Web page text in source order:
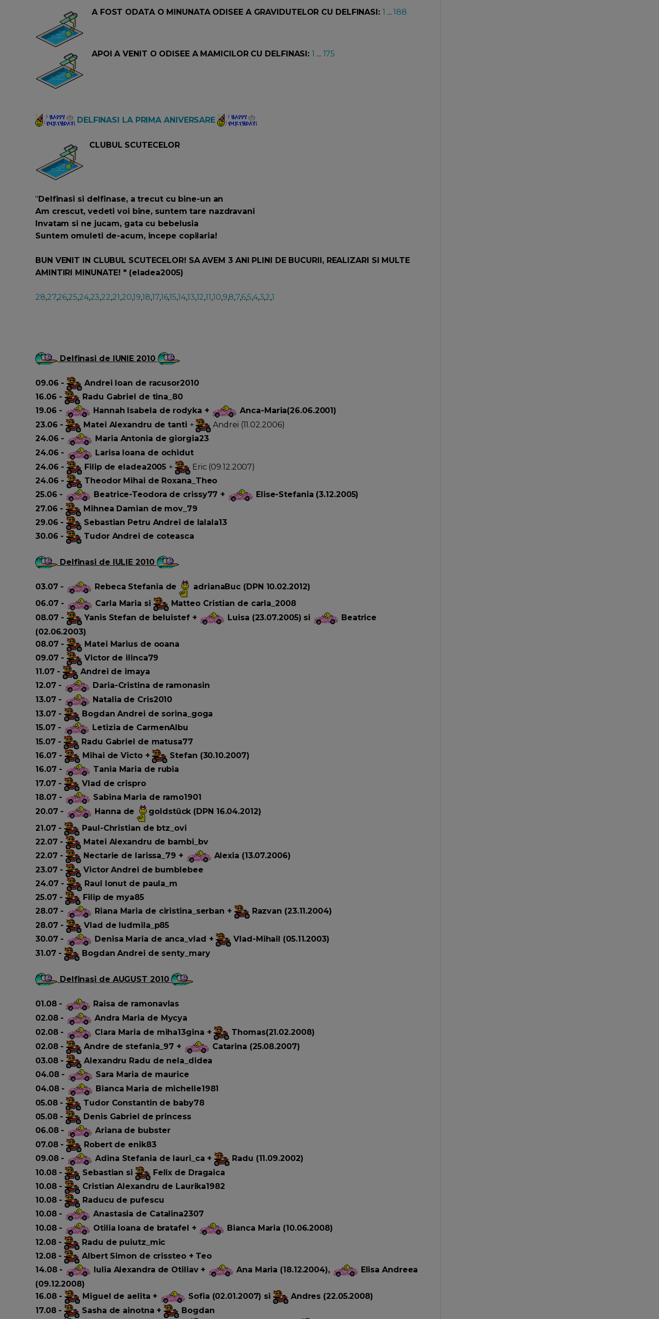
A FOST ODATA O MINUNATA ODISEE A GRAVIDUTELOR CU DELFINASI: 1 ...188
APOI A VENIT O ODISEE A MAMICILOR CU DELFINASI:1 ... 175
DELFINASI LA PRIMA ANIVERSARE
CLUBUL SCUTECELOR
"Delfinasi si delfinase, a trecut cu bine-un an
Am crescut, vedeti voi bine, suntem tare nazdravani
Invatam si ne jucam, gata cu bebelusia
Suntem omuleti de-acum, incepe copilaria!
BUN VENIT IN CLUBUL SCUTECELOR! SA AVEM 3 ANI PLINI DE BUCURII, REALIZARI SI MULTE
AMINTIRI MINUNATE! " (eladea2005)
28,27,26,25,24,23,22,21,20,19,18,17,16,15,14,13,12,11,10,9,8,7,6,5,4,3,2,1
Delfinasi de IUNIE 2010
09.06 -
Andrei Ioan de racusor2010
16.06 -
Radu Gabriel de tina_80
19.06 -
Hannah Isabela de rodyka +
Anca-Maria(26.06.2001)
23.06 -
Matei Alexandru de tanti +
Andrei (11.02.2006)
24.06 -
Maria Antonia de giorgia23
24.06 -
Larisa Ioana de ochidut
24.06 -
Filip de eladea2005 +
Eric (09.12.2007)
24.06 -
Theodor Mihai de Roxana_Theo
25.06 -
Beatrice-Teodora de crissy77 +
Elise-Stefania (3.12.2005)
27.06 -
Mihnea Damian de mov_79
29.06 -
Sebastian Petru Andrei de lalala13
30.06 -
Tudor Andrei de coteasca
Delfinasi de IULIE 2010
03.07 - Rebeca Stefania de
adrianaBuc (DPN 10.02.2012)
06.07 -
Carla Maria si Matteo Cristian de carla_2008
08.07 -
Yanis Stefan de beluistef + Luisa (23.07.2005) si
Beatrice
(02.06.2003)
08.07 -
Matei Marius de ooana
09.07 -
Victor de ilinca79
11.07 -
Andrei de imaya
12.07 -
Daria-Cristina de ramonasin
13.07 -
Natalia de Cris2010
13.07 -
Bogdan Andrei de sorina_goga
15.07 -
Letizia de CarmenAlbu
15.07 -
Radu Gabriel de matusa77
16.07 -
Mihai de Victo +
Stefan (30.10.2007)
16.07 -
Tania Maria de rubia
17.07 -
Vlad de crispro
18.07 -
Sabina Maria de ramo1901
20.07 -
Hanna de
goldstück (DPN 16.04.2012)
21.07 -
Paul-Christian de btz_ovi
22.07 -
Matei Alexandru de bambi_bv
22.07 -
Nectarie de larissa_79 +
Alexia (13.07.2006)
23.07 -
Victor Andrei de bumblebee
24.07 -
Raul Ionut de paula_m
25.07 -
Filip de mya85
28.07 -
Riana Maria de ciristina_serban +
Razvan (23.11.2004)
28.07 -
Vlad de ludmila_p85
30.07 -
Denisa Maria de anca_vlad +
Vlad-Mihail (05.11.2003)
31.07 -
Bogdan Andrei de senty_mary
Delfinasi de AUGUST 2010
01.08 -
Raisa de ramonavlas
02.08 -
Andra Maria de Mycya
02.08 -
Clara Maria de miha13gina +
Thomas(21.02.2008)
02.08 -
Andre de stefania_97 +
Catarina (25.08.2007)
03.08 -
Alexandru Radu de nela_didea
04.08 -
Sara Maria de maurice
04.08 -
Bianca Maria de michelle1981
05.08 -
Tudor Constantin de baby78
05.08 -
Denis Gabriel de princess
06.08 -
Ariana de bubster
07.08 -
Robert de enik83
09.08 -
Adina Stefania de lauri_ca +
Radu (11.09.2002)
10.08 -
Sebastian si Felix de Dragaica
10.08 -
Cristian Alexandru de Laurika1982
10.08 -
Raducu de pufescu
10.08 -
Anastasia de Catalina2307
10.08 -
Otilia Ioana de bratafel +
Bianca Maria (10.06.2008)
12.08 -
Radu de puiutz_mic
12.08 -
Albert Simon de crissteo + Teo
14.08 -
Iulia Alexandra de Otiliav + Ana Maria (18.12.2004),
Elisa Andreea
(09.12.2008)
16.08 -
Miguel de aelita + Sofia (02.01.2007) si
Andres (22.05.2008)
17.08 -
Sasha de ainotna + Bogdan